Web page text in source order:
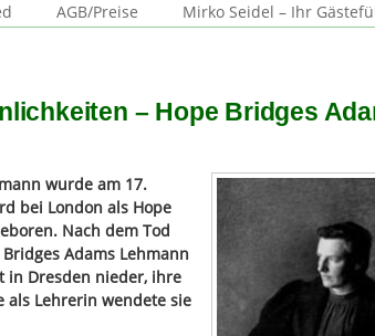
AGB/Preise Mirko Seidel – Ihr
– Hope Bridges
wurde am 17.
bei London als Hope
Nach dem Tod
Adams Lehmann
Dresden nieder, ihre
Lehrerin wendete sie